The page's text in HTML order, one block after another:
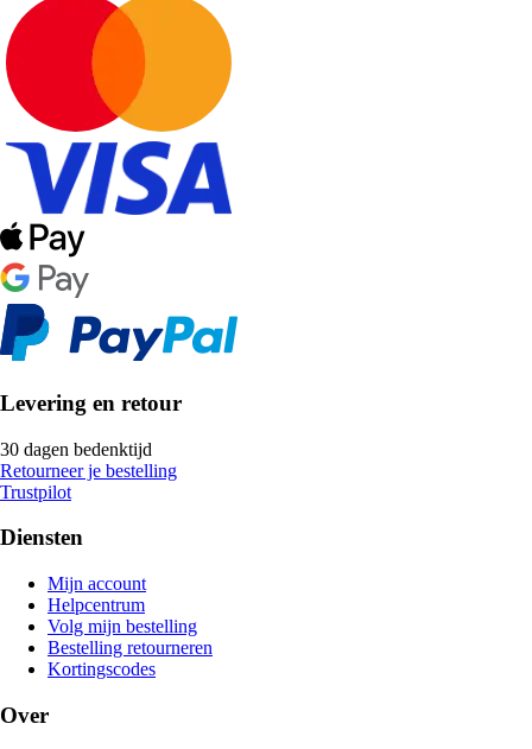
Levering en retour
30 dagen bedenktijd
Retourneer je bestelling
Trustpilot
Diensten
Mijn account
Helpcentrum
Volg mijn bestelling
Bestelling retourneren
Kortingscodes
Over